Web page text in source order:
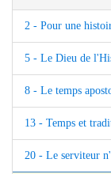
2 - Pour une
5 - Le Dieu de
8 - Le temps
13 - Temps et
20 - Le serviteur